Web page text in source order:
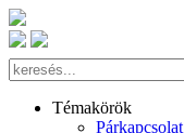
Témakörök
Párkapcsolat